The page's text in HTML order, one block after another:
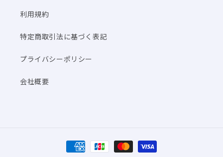
利用規約
特定商取引法に基づく表記
プライバシーポリシー
会社概要
決